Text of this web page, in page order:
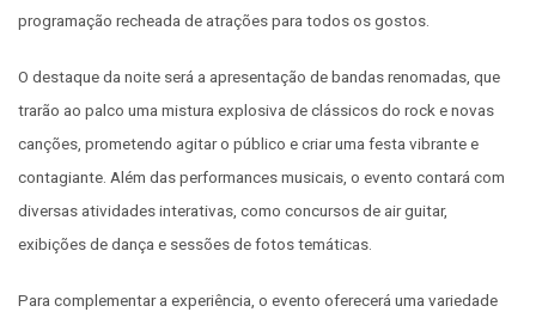
programação recheada de atrações para todos os gostos.
O destaque da noite será a apresentação de bandas renomadas, que
trarão ao palco uma mistura explosiva de clássicos do rock e novas
canções, prometendo agitar o público e criar uma festa vibrante e
contagiante. Além das performances musicais, o evento contará com
diversas atividades interativas, como concursos de air guitar,
exibições de dança e sessões de fotos temáticas.
Para complementar a experiência, o evento oferecerá uma variedade